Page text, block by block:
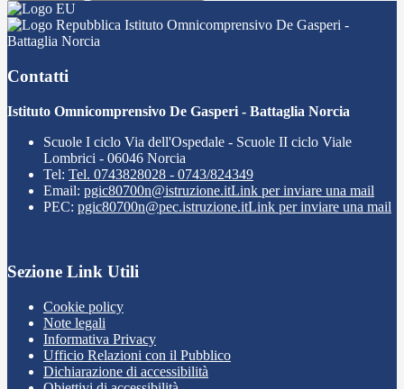
Istituto Omnicomprensivo De Gasperi -
Battaglia Norcia
Contatti
Istituto Omnicomprensivo De Gasperi - Battaglia Norcia
Scuole I ciclo Via dell'Ospedale - Scuole II ciclo Viale
Lombrici - 06046 Norcia
Tel: Tel. 0743828028 - 0743/824349
Email: pgic80700n@istruzione.itLink per inviare una mail
PEC: pgic80700n@pec.istruzione.itLink per inviare una mail
Sezione Link Utili
Cookie policy
Note legali
Informativa Privacy
Ufficio Relazioni con il Pubblico
Dichiarazione di accessibilità